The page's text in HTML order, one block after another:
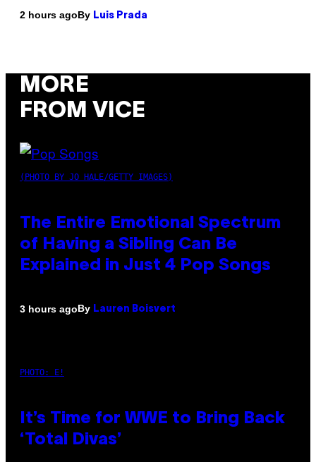
2 hours agoBy Luis Prada
MORE
FROM VICE
(PHOTO BY JO HALE/GETTY IMAGES)
The Entire Emotional Spectrum
of Having a Sibling Can Be
Explained in Just 4 Pop Songs
3 hours agoBy Lauren Boisvert
PHOTO: E!
It’s Time for WWE to Bring Back
‘Total Divas’